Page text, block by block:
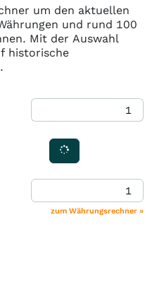
um den aktuellen
und rund 100
Mit der Auswahl
historische
zum Währungsrechner »